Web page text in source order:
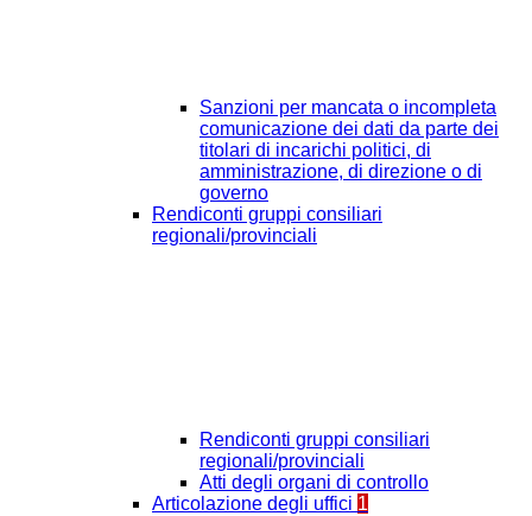
Sanzioni per mancata o incompleta
comunicazione dei dati da parte dei
titolari di incarichi politici, di
amministrazione, di direzione o di
governo
Rendiconti gruppi consiliari
regionali/provinciali
Rendiconti gruppi consiliari
regionali/provinciali
Atti degli organi di controllo
Articolazione degli uffici 1